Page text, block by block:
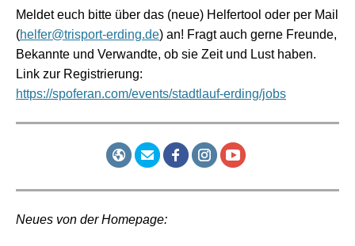
Meldet euch bitte über das (neue) Helfertool oder per Mail
(helfer@trisport-erding.de) an! Fragt auch gerne Freunde,
Bekannte und Verwandte, ob sie Zeit und Lust haben.
Link zur Registrierung:
https://spoferan.com/events/stadtlauf-erding/jobs
Neues von der Homepage: